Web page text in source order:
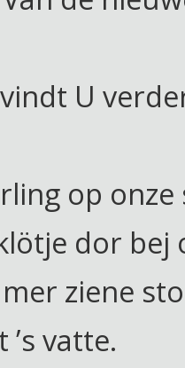
U
op
dor bej
ziene
’s vatte.